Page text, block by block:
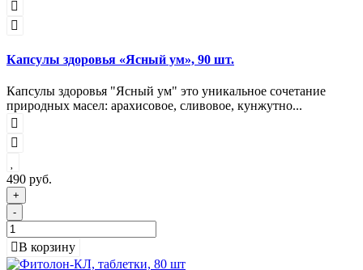
Капсулы здоровья «Ясный ум», 90 шт.
Капсулы здоровья "Ясный ум" это уникальное сочетание
природных масел: арахисовое, сливовое, кунжутно...
490 руб.
+
-
В корзину